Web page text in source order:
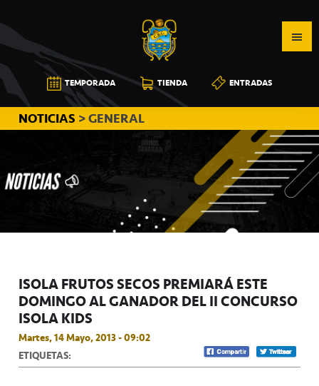
a
la
navegación
principal
al
contenido
principal
a
la
barra
lateral
principal
CB
CANARIAS
TEMPORADA TIENDA ENTRADAS
NOTICIAS > GENERAL
ISOLA FRUTOS SECOS PREMIARÁ ESTE
DOMINGO AL GANADOR DEL II CONCURSO
ISOLA KIDS
Martes, 14 Mayo, 2013 - 09:02
ETIQUETAS: